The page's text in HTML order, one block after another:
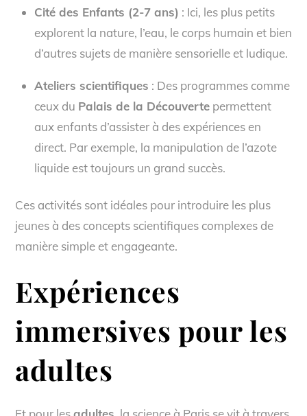
Cité des Enfants (2-7 ans) : Ici, les plus petits
explorent la nature, l’eau, le corps humain et bien
d’autres sujets de manière sensorielle et ludique.
Ateliers scientifiques : Des programmes comme
ceux du Palais de la Découvertepermettent
aux enfants d’assister à des expériences en
direct. Par exemple, la manipulation de l’azote
liquide est toujours un grand succès.
Ces activités sont idéales pour introduire les plus
jeunes à des concepts scientifiques complexes de
manière simple et engageante.
Expériences
immersives pour les
adultes